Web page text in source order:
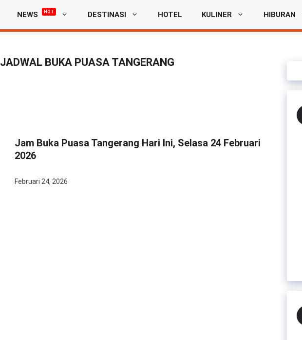
NEWS HOT DESTINASI HOTEL KULINER HIBURAN
JADWAL BUKA PUASA TANGERANG
Jam Buka Puasa Tangerang Hari Ini, Selasa 24 Februari
2026
Februari 24, 2026